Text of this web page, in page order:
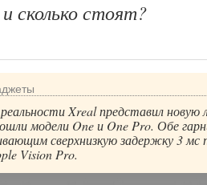
сколько стоят?
Xreal представил новую
модели One и One Pro. Обе
сверхнизкую задержку 3
Vision Pro.